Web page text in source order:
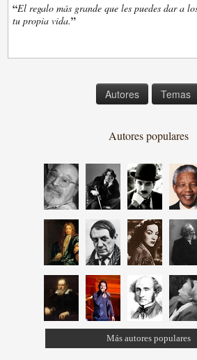
“El regalo más grande que les puedes dar a
tu propia vida.”
Autores Temas
Autores populares
Más autores populares